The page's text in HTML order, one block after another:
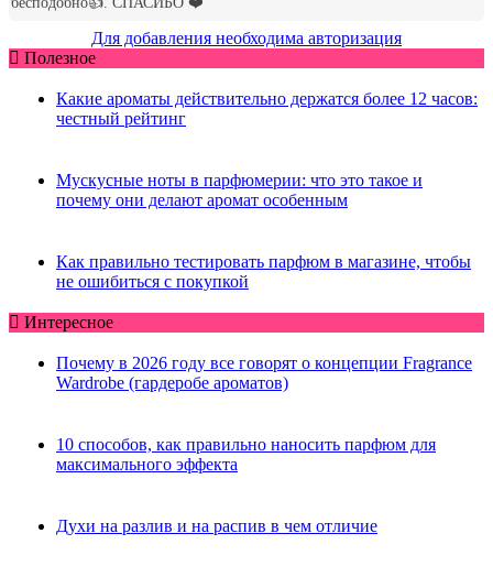
Для добавления необходима авторизация
Полезное
Какие ароматы действительно держатся более 12 часов:
честный рейтинг
Мускусные ноты в парфюмерии: что это такое и
почему они делают аромат особенным
Как правильно тестировать парфюм в магазине, чтобы
не ошибиться с покупкой
Интересное
Почему в 2026 году все говорят о концепции Fragrance
Wardrobe (гардеробе ароматов)
10 способов, как правильно наносить парфюм для
максимального эффекта
Духи на разлив и на распив в чем отличие